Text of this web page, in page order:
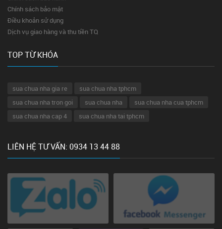
Chính sách bảo mật
Điều khoản sử dụng
Dịch vụ giao hàng và thu tiền TQ
TOP TỪ KHÓA
sua chua nha gia re
sua chua nha tphcm
sua chua nha tron goi
sua chua nha
sua chua nha cua tphcm
sua chua nha cap 4
sua chua nha tai tphcm
LIÊN HỆ TƯ VẤN: 0934 13 44 88